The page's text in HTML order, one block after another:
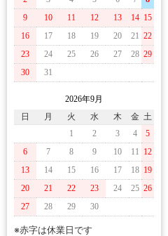
9
10 11 12 13 14 15
16
17 18 19 20 21 22
23
24 25 26 27 28 29
30
31
2026年9月
日
月 火 水 木 金 土
1
2 3 4
5
6
7 8 9 10 11 12
13
14 15 16 17 18 19
20
21 22 23 24 25 26
27
28 29 30
※赤字は休業日です